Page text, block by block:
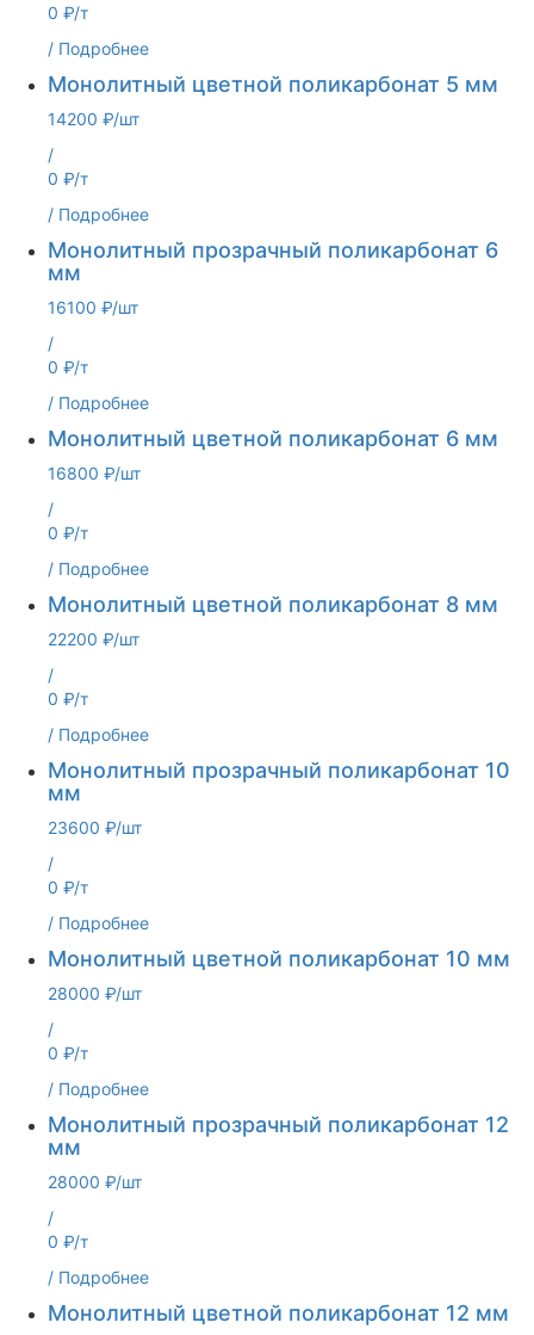
0 ₽/т
/ Подробнее
Монолитный цветной поликарбонат 5 мм
14200 ₽/шт
/
0 ₽/т
/ Подробнее
Монолитный прозрачный поликарбонат 6
мм
16100 ₽/шт
/
0 ₽/т
/ Подробнее
Монолитный цветной поликарбонат 6 мм
16800 ₽/шт
/
0 ₽/т
/ Подробнее
Монолитный цветной поликарбонат 8 мм
22200 ₽/шт
/
0 ₽/т
/ Подробнее
Монолитный прозрачный поликарбонат 10
мм
23600 ₽/шт
/
0 ₽/т
/ Подробнее
Монолитный цветной поликарбонат 10 мм
28000 ₽/шт
/
0 ₽/т
/ Подробнее
Монолитный прозрачный поликарбонат 12
мм
28000 ₽/шт
/
0 ₽/т
/ Подробнее
Монолитный цветной поликарбонат 12 мм